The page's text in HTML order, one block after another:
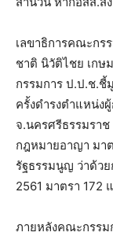
เลขาธิการคณะกร
ชาติ นิวัติไชย เก
กรรมการ ป.ป.ช.ชี้
ครั้งดำรงตำแหน่ง
จ.นครศรีธรรมรา
กฎหมายอาญา มา
รัฐธรรมนูญ ว่าด้ว
2561 มาตรา 172
ภายหลังคณะกรรม